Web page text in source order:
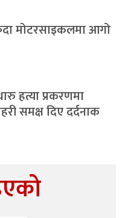
मोटरसाइकलमा आगो
हत्या प्रकरणमा
समक्ष दिए दर्दनाक